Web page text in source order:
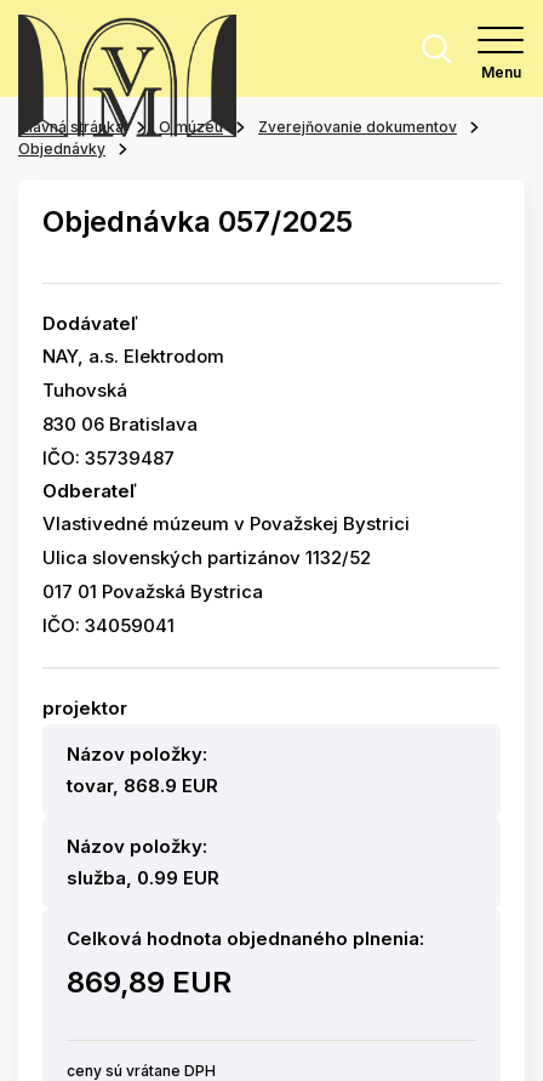
Menu
Hlavná stránka O múzeu
Zverejňovanie dokumentov
Objednávky
Objednávka 057/2025
Dodávateľ
NAY, a.s. Elektrodom
Tuhovská
830 06 Bratislava
IČO: 35739487
Odberateľ
Vlastivedné múzeum v Považskej Bystrici
Ulica slovenských partizánov 1132/52
017 01 Považská Bystrica
IČO: 34059041
projektor
Názov položky:
tovar, 868.9 EUR
Názov položky:
služba, 0.99 EUR
Celková hodnota objednaného plnenia:
869,89 EUR
ceny sú vrátane DPH